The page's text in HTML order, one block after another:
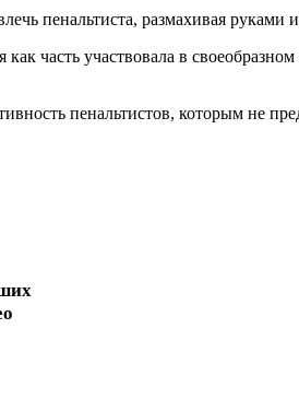
пенальтиста, размахивая
часть участвовала в
пенальтистов, которым не